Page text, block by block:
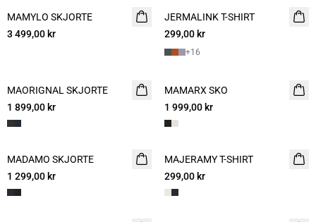
NYHET
MAMYLO SKJORTE
3 499,00 kr
NYHET
2 for 500
JERMALINK T-SHIRT
299,00 kr
+16
NYHET
MAORIGNAL SKJORTE
1 899,00 kr
NYHET
MAMARX SKO
1 999,00 kr
NYHET
MADAMO SKJORTE
1 299,00 kr
NYHET
2 for 500
MAJERAMY T-SHIRT
299,00 kr